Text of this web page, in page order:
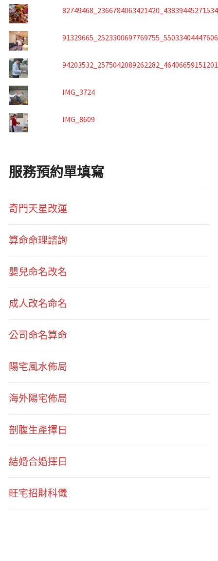
IMG_3724
IMG_8609
服務預約單填寫
奇門天星改運
算命命理諮詢
嬰兒命名改名
成人改名命名
公司命名算命
陽宅風水佈局
海外陽宅佈局
剖腹生產擇日
結婚合婚擇日
旺宅招財科儀